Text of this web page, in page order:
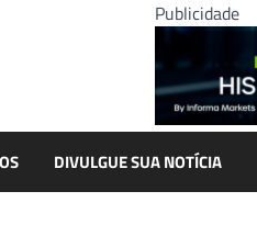
Publicidade
DIVULGUE SUA NOTÍCIA